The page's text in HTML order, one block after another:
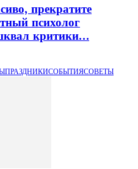
прекратите
психолог
критики…
ПРАЗДНИКИСОБЫТИЯСОВЕТЫ